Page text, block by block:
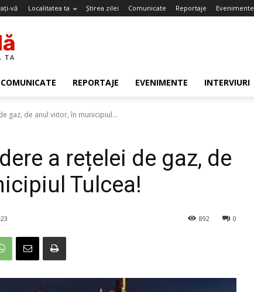
vă Localitatea ta Știrea zilei Comunicate Reportaje Evenimente
COMUNICATE REPORTAJE EVENIMENTE INTERVIURI
gaz, de anul viitor, în municipiul...
a rețelei de gaz, de
Tulcea!
0
892